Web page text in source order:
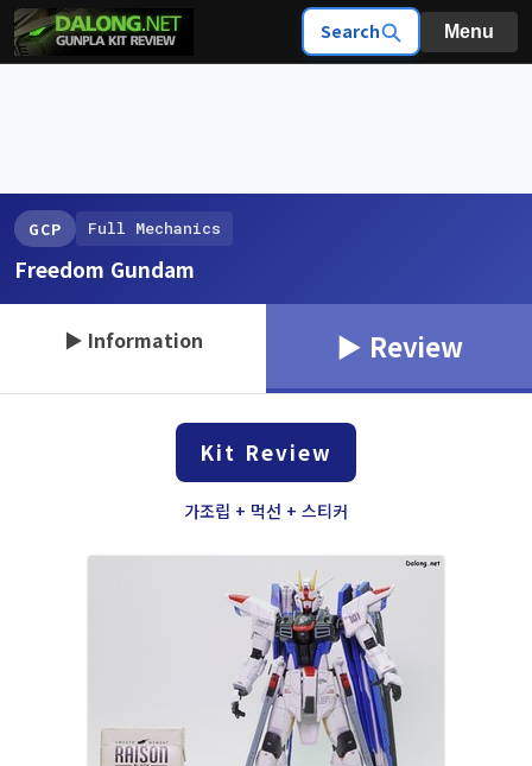
Search Menu
GCP Full Mechanics
Freedom Gundam
▶ Information ▶ Review
Kit Review
가조립 + 먹선 + 스티커